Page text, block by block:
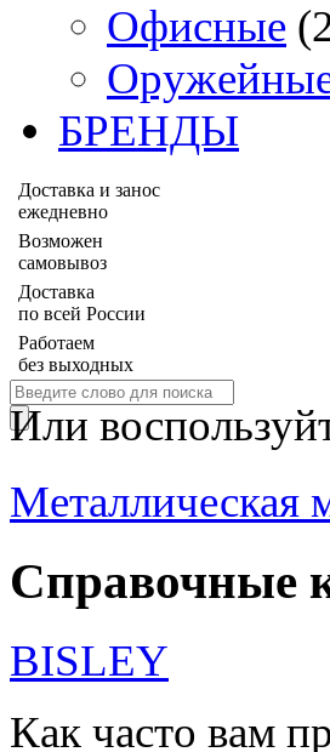
Офисные
БРЕНДЫ
Доставка и занос
ежедневно
Возможен
самовывоз
Доставка
по всей России
Работаем
без выходных
Или
Металлическая
Справочные
BISLEY
Как часто вам